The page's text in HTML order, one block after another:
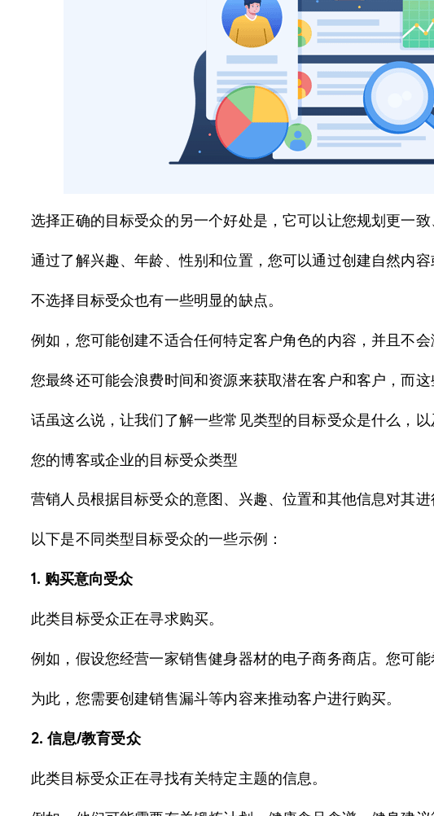
选择正确的目标受众的另一个好处是，它可以让您规划更一致
通过了解兴趣、年龄、性别和位置，您可以通过创建自然内
不选择目标受众也有一些明显的缺点。
例如，您可能创建不适合任何特定客户角色的内容，并且不
您最终还可能会浪费时间和资源来获取潜在客户和客户，而
话虽这么说，让我们了解一些常见类型的目标受众是什么，
您的博客或企业的目标受众类型
营销人员根据目标受众的意图、兴趣、位置和其他信息对其进
以下是不同类型目标受众的一些示例：
1. 购买意向受众
此类目标受众正在寻求购买。
例如，假设您经营一家销售健身器材的电子商务商店。您可
为此，您需要创建销售漏斗等内容来推动客户进行购买。
2. 信息/教育受众
此类目标受众正在寻找有关特定主题的信息。